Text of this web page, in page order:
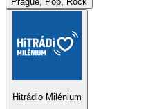
Hitrádio Milénium